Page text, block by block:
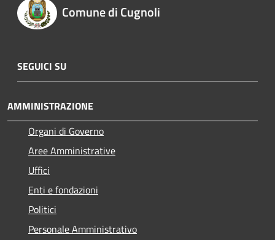
Comune di Cugnoli
SEGUICI SU
AMMINISTRAZIONE
Organi di Governo
Aree Amministrative
Uffici
Enti e fondazioni
Politici
Personale Amministrativo